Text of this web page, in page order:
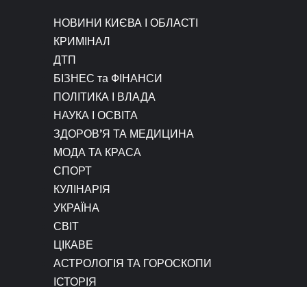
НОВИНИ КИЄВА І ОБЛАСТІ
КРИМІНАЛ
ДТП
БІЗНЕС та ФІНАНСИ
ПОЛІТИКА І ВЛАДА
НАУКА І ОСВІТА
ЗДОРОВ’Я ТА МЕДИЦИНА
МОДА ТА КРАСА
СПОРТ
КУЛІНАРІЯ
УКРАЇНА
СВІТ
ЦІКАВЕ
АСТРОЛОГІЯ ТА ГОРОСКОПИ
ІСТОРІЯ